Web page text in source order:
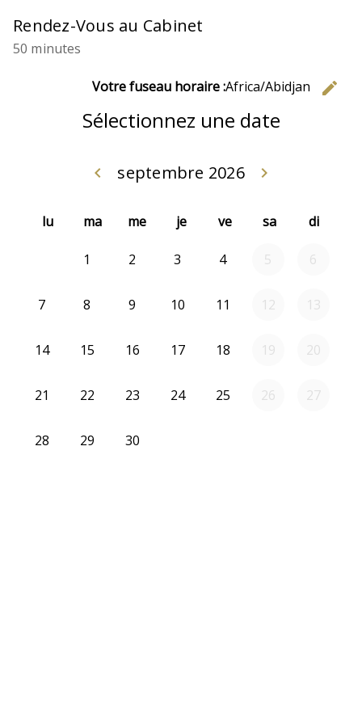
Rendez-Vous au Cabinet
50 minutes
Votre fuseau horaire :Africa/Abidjan edit
Sélectionnez une date
septembre 2026
keyboard_arrow_left Retour août 2026
keyboard_arrow_right
lu ma me je ve sa di
1 2026-09-01
2 2026-09-02
3 2026-09-03
42026-09-04
5 6
72026-09-07
8 2026-09-08
9 2026-09-09
10 2026-09-10
11 2026-09-11
12 13
142026-09-14
15 2026-09-15
16 2026-09-16
172026-09-17
18 2026-09-18
19 20
21 2026-09-21
22 2026-09-22
23 2026-09-23
242026-09-24
25 2026-09-25
26 27
28 2026-09-28
29 2026-09-29
30